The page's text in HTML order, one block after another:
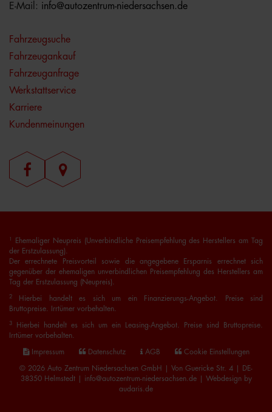
E-Mail: info@autozentrum-niedersachsen.de
Fahrzeugsuche
Fahrzeugankauf
Fahrzeuganfrage
Werkstattservice
Karriere
Kundenmeinungen
1
Ehemaliger Neupreis (Unverbindliche Preisempfehlung des Herstellers am Tag
der Erstzulassung).
Der errechnete Preisvorteil sowie die angegebene Ersparnis errechnet sich
gegenüber der ehemaligen unverbindlichen Preisempfehlung des Herstellers am
Tag der Erstzulassung (Neupreis).
2
Hierbei handelt es sich um ein Finanzierungs-Angebot. Preise sind
Bruttopreise. Irrtümer vorbehalten.
3
Hierbei handelt es sich um ein Leasing-Angebot. Preise sind Bruttopreise.
Irrtümer vorbehalten.
Impressum Datenschutz AGB Cookie Einstellungen
© 2026 Auto Zentrum Niedersachsen GmbH | Von Guericke Str. 4 | DE-
38350 Helmstedt | info@autozentrum-niedersachsen.de | Webdesign by
audaris.de